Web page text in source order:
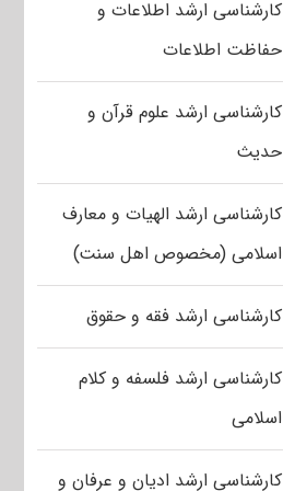
کارشناسی ارشد اطلاعات و
حفاظت اطلاعات
کارشناسی ارشد علوم قرآن و
حدیث
کارشناسی ارشد الهیات و معارف
اسلامی (مخصوص اهل سنت)
کارشناسی ارشد فقه و حقوق
کارشناسی ارشد فلسفه و کلام
اسلامی
کارشناسی ارشد ادیان و عرفان و